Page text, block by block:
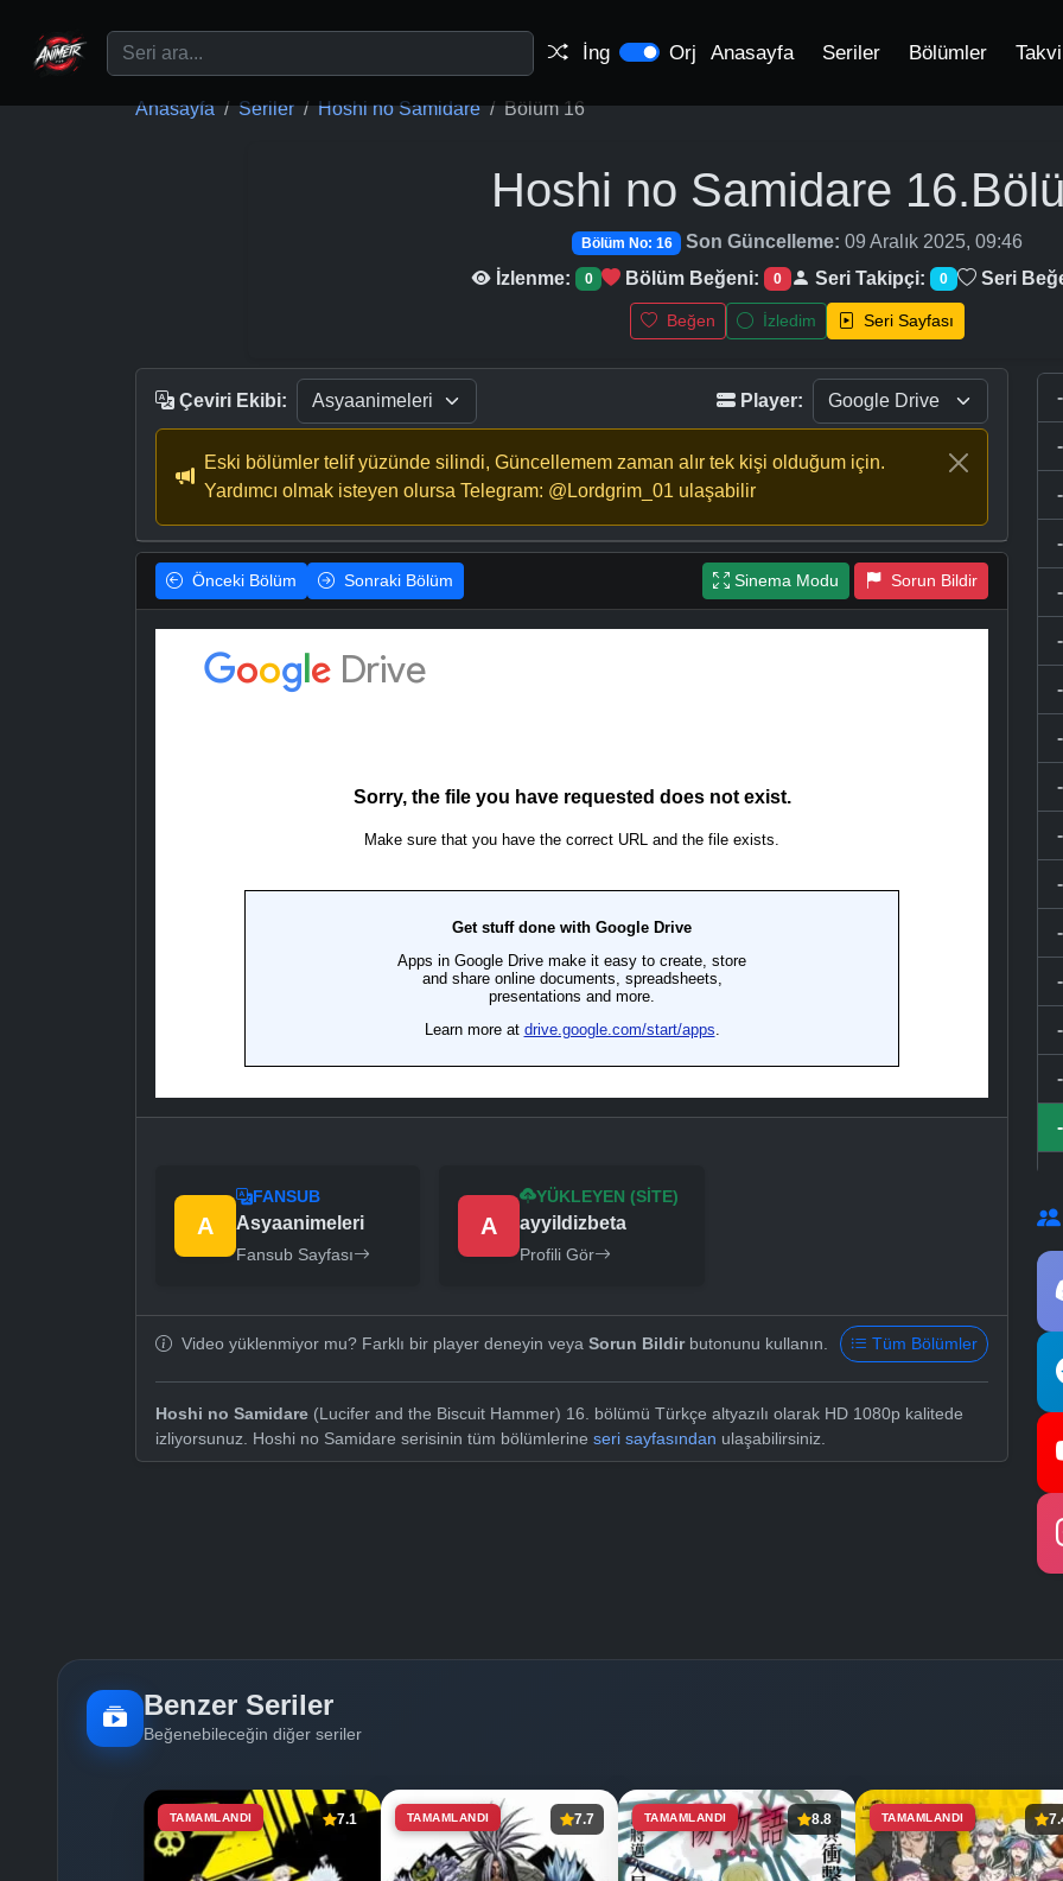
İng Orj Anasayfa Seriler Bölümler
Anasayfa Seriler Hoshi no Samidare Bölüm 16
Hoshi no Samidare
Bölüm No: 16 Son Güncelleme: 09 Aralık 2025, 09:46
İzlenme:
0 Bölüm Beğeni: 0 Seri Takipçi: 0 Seri
Beğen İzledim Seri Sayfası
Çeviri Ekibi: Player:
Eski bölümler telif yüzünde silindi, Güncellemem zaman alır tek kişi olduğum için.
Yardımcı olmak isteyen olursa Telegram: @Lordgrim_01 ulaşabilir
Önceki Bölüm Sonraki Bölüm Sinema Modu Sorun Bildir
A
FANSUB
Asyaanimeleri
Fansub Sayfası
A
YÜKLEYEN (SITE)
ayyildizbeta
Profili Gör
Video yüklenmiyor mu? Farklı bir player deneyin veya Sorun Bildirbutonunu kullanın. Tüm Bölümler
Hoshi no Samidare (Lucifer and the Biscuit Hammer) 16. bölümü Türkçe altyazılı olarak HD 1080p kalitede
izliyorsunuz. Hoshi no Samidare serisinin tüm bölümlerine seri sayfasından ulaşabilirsiniz.
Benzer Seriler
Beğenebileceğin diğer seriler
TAMAMLANDI 7.1 TAMAMLANDI 7.7 TAMAMLANDI 8.8 TAMAMLANDI